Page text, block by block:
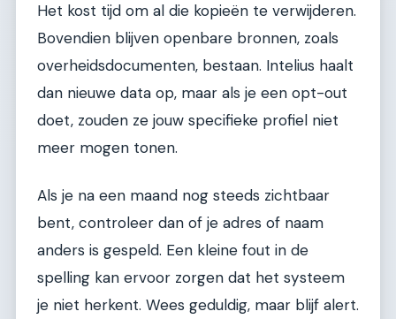
Het kost tijd om al die kopieën te verwijderen.
Bovendien blijven openbare bronnen, zoals
overheidsdocumenten, bestaan. Intelius haalt
dan nieuwe data op, maar als je een opt-out
doet, zouden ze jouw specifieke profiel niet
meer mogen tonen.
Als je na een maand nog steeds zichtbaar
bent, controleer dan of je adres of naam
anders is gespeld. Een kleine fout in de
spelling kan ervoor zorgen dat het systeem
je niet herkent. Wees geduldig, maar blijf alert.